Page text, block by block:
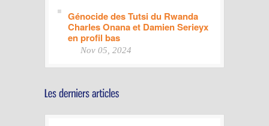
Génocide des Tutsi du Rwanda
Charles Onana et Damien Serieyx
en profil bas
Nov 05, 2024